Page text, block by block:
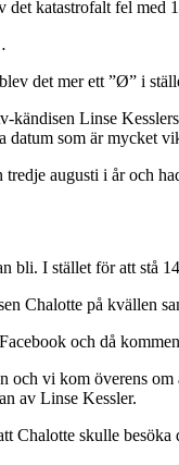
det katastrofalt fel med
det mer ett ”Ø” i
kändisen Linse
datum som är mycket
augusti i år och
bli. I stället för att stå
Chalotte på kvällen
och då
och vi kom överens
av Linse Kessler.
Chalotte skulle